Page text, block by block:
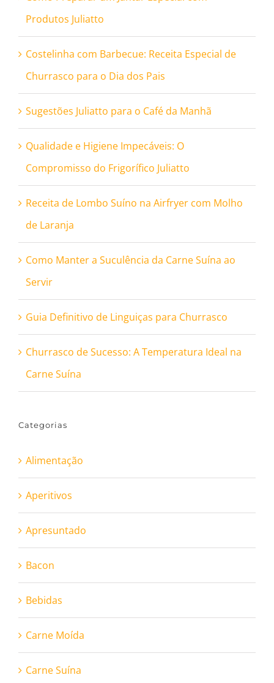
Produtos Juliatto
Costelinha com Barbecue: Receita Especial de
Churrasco para o Dia dos Pais
Sugestões Juliatto para o Café da Manhã
Qualidade e Higiene Impecáveis: O
Compromisso do Frigorífico Juliatto
Receita de Lombo Suíno na Airfryer com Molho
de Laranja
Como Manter a Suculência da Carne Suína ao
Servir
Guia Definitivo de Linguiças para Churrasco
Churrasco de Sucesso: A Temperatura Ideal na
Carne Suína
Categorias
Alimentação
Aperitivos
Apresuntado
Bacon
Bebidas
Carne Moída
Carne Suína